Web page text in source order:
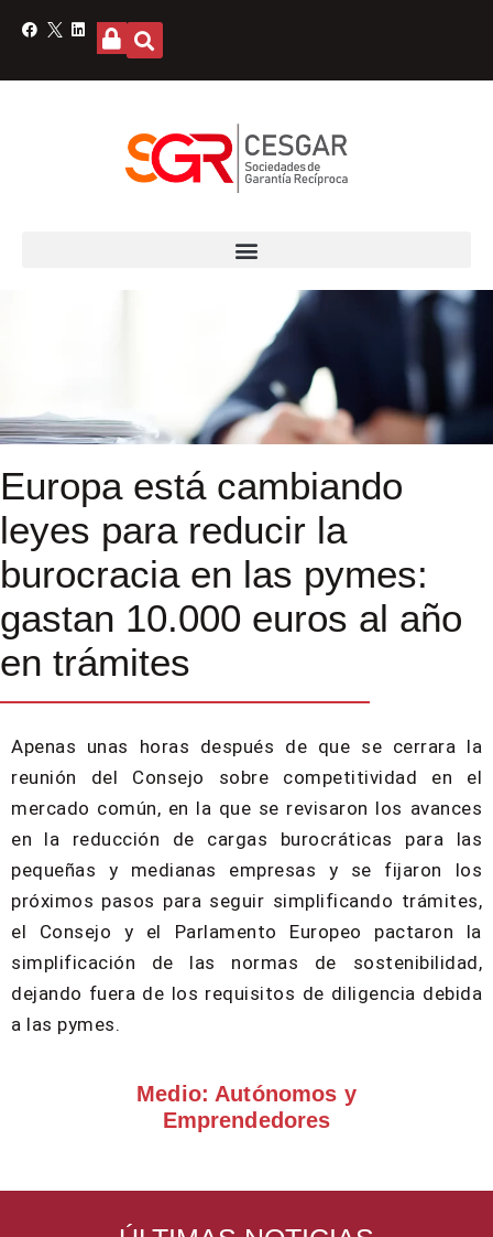
Europa está cambiando
leyes para reducir la
burocracia en las pymes:
gastan 10.000 euros al año
en trámites
Apenas unas horas después de que se cerrara la
reunión del Consejo sobre competitividad en el
mercado común, en la que se revisaron los avances
en la reducción de cargas burocráticas para las
pequeñas y medianas empresas y se fijaron los
próximos pasos para seguir simplificando trámites,
el Consejo y el Parlamento Europeo pactaron la
simplificación de las normas de sostenibilidad,
dejando fuera de los requisitos de diligencia debida
a las pymes.
Medio: Autónomos y
Emprendedores